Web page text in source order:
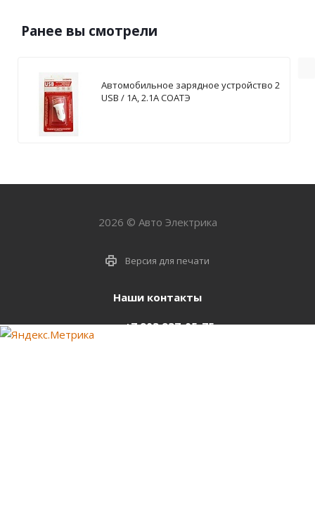
Ранее вы смотрели
Автомобильное зарядное устройство 2
USB / 1А, 2.1А СОАТЭ
2026 © Авто Электрика
Версия для печати
Наши контакты
+7 903 937-05-75